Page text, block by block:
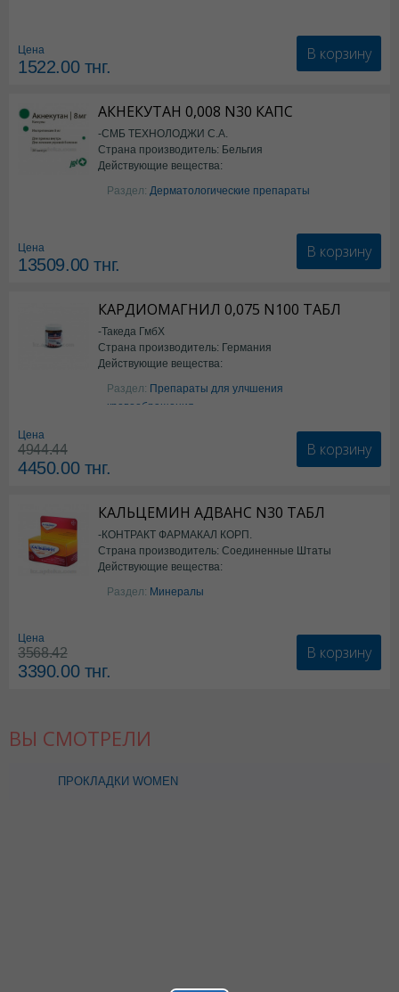
Цена
1522.00тнг.
В корзину
АКНЕКУТАН 0,008 N30 КАПС
-СМБ ТЕХНОЛОДЖИ С.А.
Страна производитель: Бельгия
Действующие вещества:
Изотретиноин
Раздел: Дерматологические препараты
Цена
13509.00тнг.
В корзину
КАРДИОМАГНИЛ 0,075 N100 ТАБЛ
-Такеда ГмбХ
Страна производитель: Германия
Действующие вещества:
ацетилсалициловая кислота
Раздел: Препараты для улчшения
кровообращения
Цена
4944.44
4450.00тнг.
В корзину
КАЛЬЦЕМИН АДВАНС N30 ТАБЛ
-КОНТРАКТ ФАРМАКАЛ КОРП.
Страна производитель: Соединенные Штаты
Америки
Действующие вещества:
Колекальциферол+Кальция
карбонат
Раздел: Минералы
Цена
3568.42
3390.00тнг.
В корзину
ВЫ СМОТРЕЛИ
ПРОКЛАДКИ WOMEN